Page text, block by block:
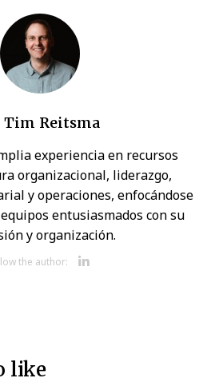
Tim Reitsma
experiencia en recursos
organizacional, liderazgo,
y operaciones, enfocándose
entusiasmados con su
y organización.
the author:
like